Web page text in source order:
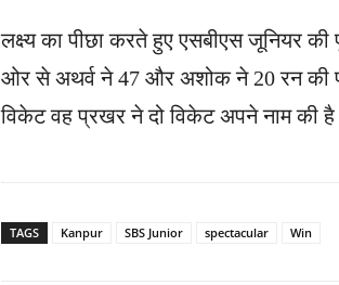
लक्ष्य का पीछा करते हुए एसबीएस जूनियर
ओर से अथर्व ने 47 और अशोक ने 20 रन की
विकेट वह प्रखर ने दो विकेट अपने नाम की
TAGS Kanpur SBS Junior spectacular Win